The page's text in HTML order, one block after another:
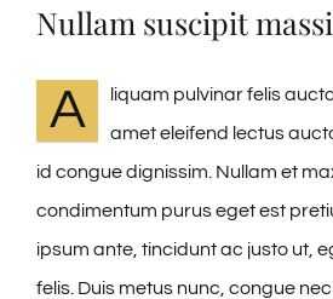
COMMUNITY
NEWS
RESORT
CONTACT
Nullam suscipit massi
A
liquam pulvinar felis
amet eleifend lectus
id congue dignissim. Nullam et
condimentum purus eget est
ipsum ante, tincidunt ac justo ut,
felis. Duis metus nunc, congue